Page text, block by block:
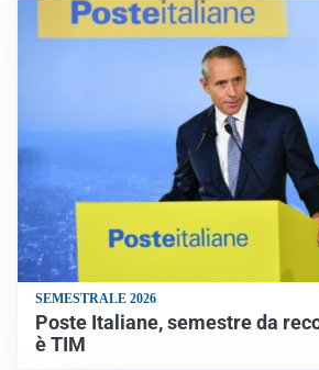
SEMESTRALE 2026
Poste Italiane, semestre da
è TIM